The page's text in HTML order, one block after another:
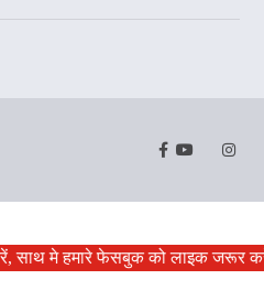
Facebook
Youtube
Twitter
साथ मे हमारे फेसबुक को लाइक जरूर